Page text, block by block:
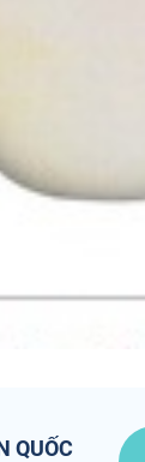
QUỐC